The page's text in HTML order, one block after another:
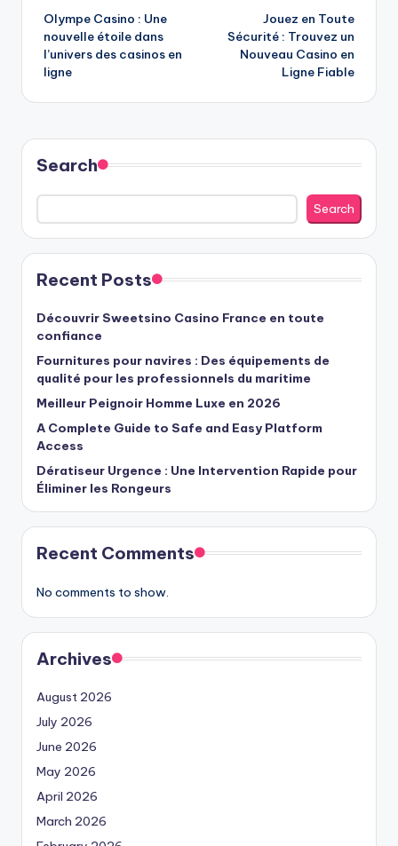
navigation
Olympe Casino : Une
nouvelle étoile dans
l’univers des casinos en
ligne
Jouez en Toute
Sécurité : Trouvez un
Nouveau Casino en
Ligne Fiable
Search
Search
Recent Posts
Découvrir Sweetsino Casino France en toute
confiance
Fournitures pour navires : Des équipements de
qualité pour les professionnels du maritime
Meilleur Peignoir Homme Luxe en 2026
A Complete Guide to Safe and Easy Platform
Access
Dératiseur Urgence : Une Intervention Rapide pour
Éliminer les Rongeurs
Recent Comments
No comments to show.
Archives
August 2026
July 2026
June 2026
May 2026
April 2026
March 2026